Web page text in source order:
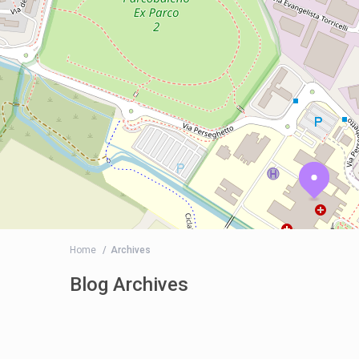
Home Archives
Blog Archives